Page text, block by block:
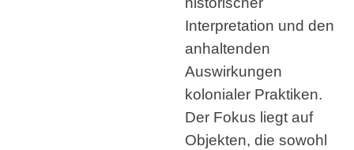
Interpretation und den
anhaltenden
Auswirkungen
kolonialer Praktiken.
Der Fokus liegt auf
Objekten, die sowohl